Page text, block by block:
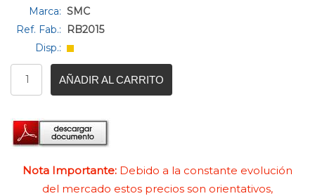
Marca: SMC
Ref. Fab.:
RB2015
Disp.:
AÑADIR AL CARRITO
Nota Importante: Debido a la constante evolución
del mercado estos precios son orientativos,